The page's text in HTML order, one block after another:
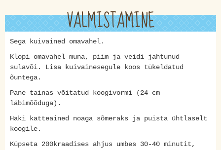
VALMISTAMINE
Sega kuivained omavahel.
Klopi omavahel muna, piim ja veidi jahtunud
sulavõi. Lisa kuivainesegule koos tükeldatud
õuntega.
Pane tainas võitatud koogivormi (24 cm
läbimõõduga).
Haki katteained noaga sõmeraks ja puista ühtlaselt
koogile.
Küpseta 200kraadises ahjus umbes 30-40 minutit,